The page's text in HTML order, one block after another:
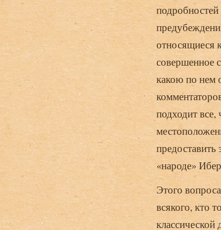
относящиеся
совершенное
какою по нем
подходит
«народе»
Этого
всякого, кто
классической